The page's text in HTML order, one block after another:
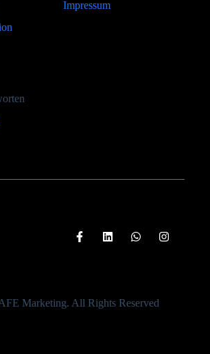
Impressum
Marketing. All Rights Reserved